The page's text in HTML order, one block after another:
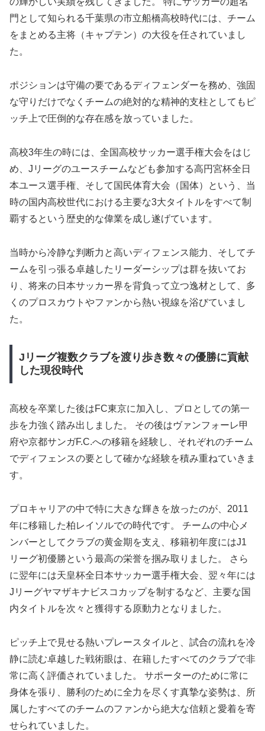
門として知られる千葉県の市立船橋高校時代には、チーム
をまとめる主将（キャプテン）の大役を任されていまし
た。
ポジションは守備の要であるディフェンダーを務め、強固
な守りだけでなくチームの絶対的な精神的支柱としてもピ
ッチ上で圧倒的な存在感を放っていました。
高校3年生の時には、全国高校サッカー選手権大会をはじ
め、Jリーグのユースチームなども参加する高円宮杯全日
本ユース選手権、そして国民体育大会（国体）という、当
時の国内高校世代における主要な3大タイトルをすべて制
覇するという歴史的な偉業を成し遂げています。
当時から冷静な判断力と高いディフェンス能力、そしてチ
ームを引っ張る卓越したリーダーシップは群を抜いてお
り、将来の日本サッカー界を背負って立つ逸材として、多
くのプロスカウトやファンから熱い視線を浴びていまし
た。
Jリーグ複数クラブを渡り歩き数々の優勝に貢献
した現役時代
高校を卒業した後はFC東京に加入し、プロとしての第一
歩を力強く踏み出しました。 その後はヴァンフォーレ甲
府や京都サンガF.C.への移籍を経験し、それぞれのチーム
でディフェンスの要として確かな経験を積み重ねていきま
す。
プロキャリアの中で特に大きな輝きを放ったのが、2011
年に移籍した柏レイソルでの時代です。 チームの中心メ
ンバーとしてクラブの黄金期を支え、移籍初年度にはJ1
リーグ初優勝という最高の栄誉を掴み取りました。 さら
に翌年には天皇杯全日本サッカー選手権大会、翌々年には
Jリーグヤマザキナビスコカップを制するなど、主要な国
内タイトルを次々と獲得する原動力となりました。
ピッチ上で見せる熱いプレースタイルと、試合の流れを冷
静に読む卓越した戦術眼は、在籍したすべてのクラブで非
常に高く評価されていました。 サポーターのために常に
身体を張り、勝利のために全力を尽くす真摯な姿勢は、所
属したすべてのチームのファンから絶大な信頼と愛着を寄
せられていました。